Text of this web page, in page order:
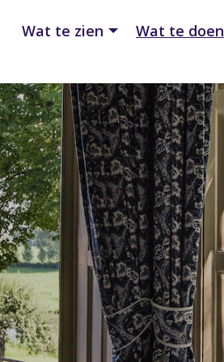
Wat te zien Wat te doen